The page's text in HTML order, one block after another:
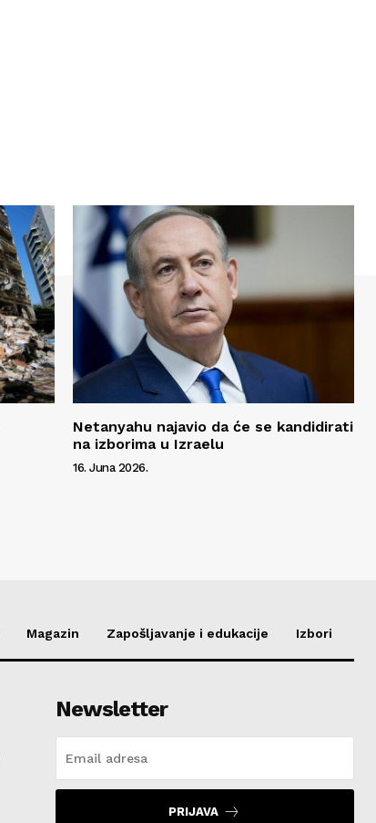
Netanyahu najavio da će se kandidirati
na izborima u Izraelu
16. Juna 2026.
Magazin Zapošljavanje i edukacije Izbori
Newsletter
PRIJAVA